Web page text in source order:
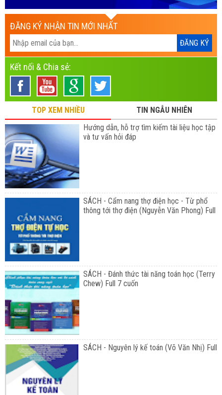
ĐĂNG KÝ NHẬN TIN MỚI NHẤT
Kết nối & Chia sẻ:
TOP XEM NHIỀU
TIN NGẪU NHIÊN
Hướng dẫn, hỗ trợ tìm kiếm tài liệu học tập
và tư vấn hỏi đáp
SÁCH - Cẩm nang thợ điện học - Từ phổ
thông tới thợ điện (Nguyễn Văn Phong) Full
SÁCH - Đánh thức tài năng toán học (Terry
Chew) Full 7 cuốn
SÁCH - Nguyên lý kế toán (Võ Văn Nhị) Full